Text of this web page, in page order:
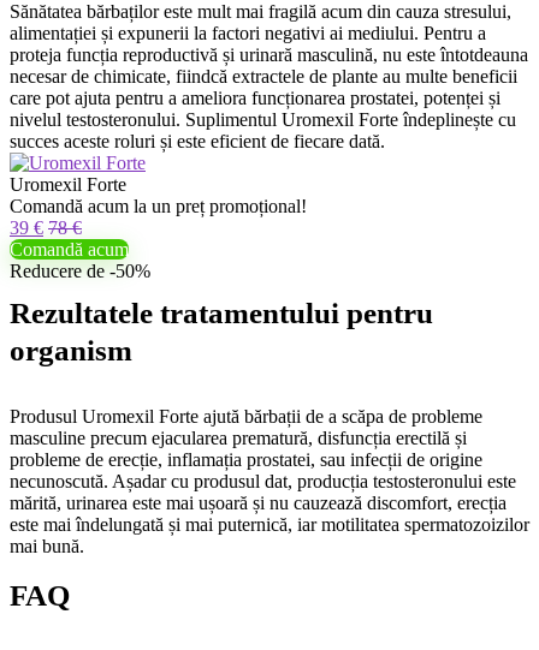
Sănătatea bărbaților este mult mai fragilă acum din cauza stresului,
alimentației și expunerii la factori negativi ai mediului. Pentru a
proteja funcția reproductivă și urinară masculină, nu este întotdeauna
necesar de chimicate, fiindcă extractele de plante au multe beneficii
care pot ajuta pentru a ameliora funcționarea prostatei, potenței și
nivelul testosteronului. Suplimentul Uromexil Forte îndeplinește cu
succes aceste roluri și este eficient de fiecare dată.
Uromexil Forte
Comandă acum la un preț promoțional!
39 € 78 €
Comandă acum
Reducere de -50%
Rezultatele tratamentului pentru
organism
Produsul Uromexil Forte ajută bărbații de a scăpa de probleme
masculine precum ejacularea prematură, disfuncția erectilă și
probleme de erecție, inflamația prostatei, sau infecții de origine
necunoscută. Așadar cu produsul dat, producția testosteronului este
mărită, urinarea este mai ușoară și nu cauzează discomfort, erecția
este mai îndelungată și mai puternică, iar motilitatea spermatozoizilor
mai bună.
FAQ